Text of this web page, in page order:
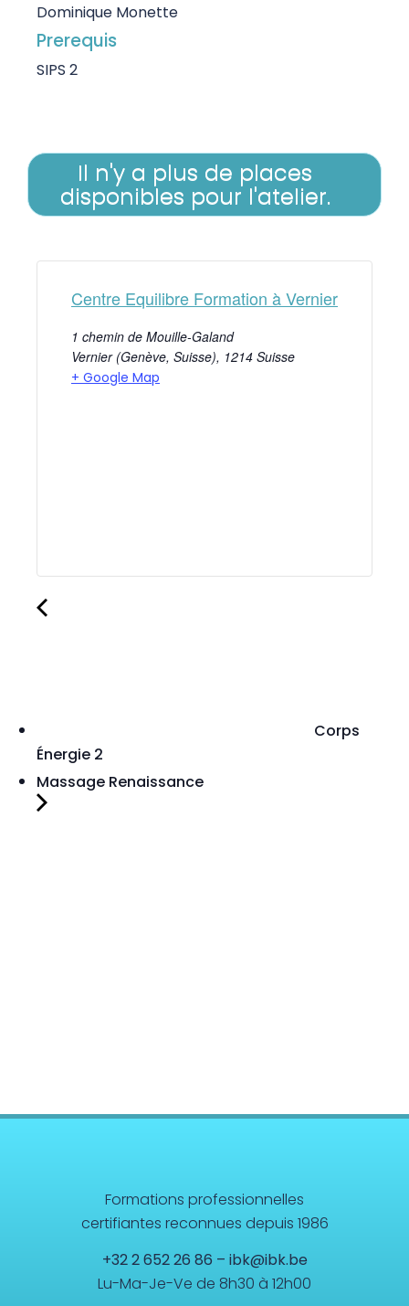
Dominique Monette
Prerequis
SIPS 2
Il n'y a plus de places
disponibles pour l'atelier.
Centre Equilibre Formation à Vernier
1 chemin de Mouille-Galand
Vernier (Genève, Suisse), 1214 Suisse
+ Google Map
Corps
Énergie 2
Massage Renaissance
Formations professionnelles
certifiantes reconnues depuis 1986
+32 2 652 26 86 – ibk@ibk.be
Lu-Ma-Je-Ve de 8h30 à 12h00